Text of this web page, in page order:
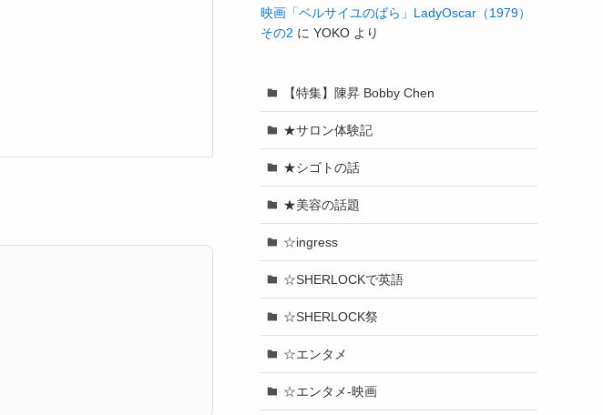
映画「ベルサイユのばら」LadyOscar（1979）
その2 に YOKO より
【特集】陳昇 Bobby Chen
★サロン体験記
★シゴトの話
★美容の話題
☆ingress
☆SHERLOCKで英語
☆SHERLOCK祭
☆エンタメ
☆エンタメ-映画